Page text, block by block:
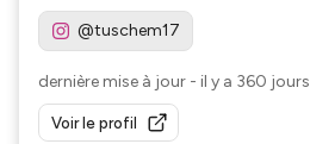
@tuschem17
dernière mise à jour - il y a 360 jours
Voir le profil